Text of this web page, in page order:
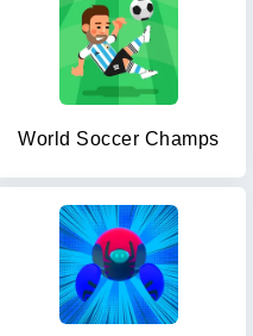
World Soccer Champs